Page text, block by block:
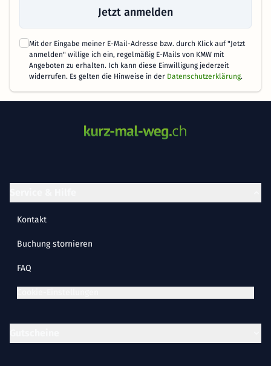
Jetzt anmelden
Mit der Eingabe meiner E-Mail-Adresse bzw. durch Klick auf "Jetzt
anmelden" willige ich ein, regelmäßig E-Mails von KMW mit
Angeboten zu erhalten. Ich kann diese Einwilligung jederzeit
widerrufen. Es gelten die Hinweise in der Datenschutzerklärung.
Kontakt
Buchung stornieren
FAQ